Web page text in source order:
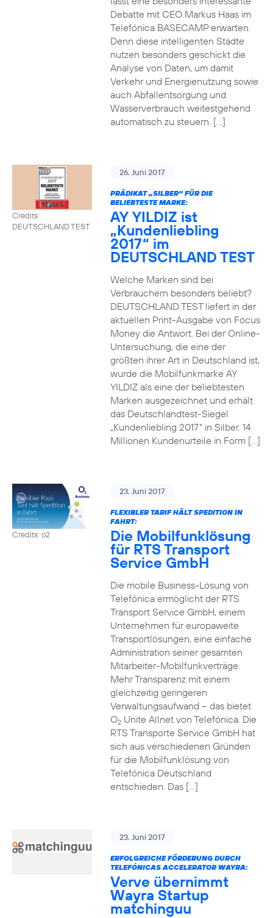
Debatte mit CEO Markus Haas im
Telefónica BASECAMP erwarten.
Denn diese intelligenten Städte
nutzen besonders geschickt die
Analyse von Daten, um damit
Verkehr und Energienutzung sowie
auch Abfallentsorgung und
Wasserverbrauch weitestgehend
automatisch zu steuern. […]
Credits:
DEUTSCHLAND TEST
26. Juni 2017
PRÄDIKAT „SILBER“ FÜR DIE
BELIEBTESTE MARKE:
AY YILDIZ ist
„Kundenliebling
2017“ im
DEUTSCHLAND TEST
Welche Marken sind bei
Verbrauchern besonders beliebt?
DEUTSCHLAND TEST liefert in der
aktuellen Print-Ausgabe von Focus
Money die Antwort. Bei der Online-
Untersuchung, die eine der
größten ihrer Art in Deutschland ist,
wurde die Mobilfunkmarke AY
YILDIZ als eine der beliebtesten
Marken ausgezeichnet und erhält
das Deutschlandtest-Siegel
„Kundenliebling 2017“ in Silber. 14
Millionen Kundenurteile in Form […]
Credits: o2
23. Juni 2017
FLEXIBLER TARIF HÄLT SPEDITION IN
FAHRT:
Die Mobilfunklösung
für RTS Transport
Service GmbH
Die mobile Business-Lösung von
Telefónica ermöglicht der RTS
Transport Service GmbH, einem
Unternehmen für europaweite
Transportlösungen, eine einfache
Administration seiner gesamten
Mitarbeiter-Mobilfunkverträge.
Mehr Transparenz mit einem
gleichzeitig geringeren
Verwaltungsaufwand – das bietet
O2Unite Allnet von Telefónica. Die
RTS Transporte Service GmbH hat
sich aus verschiedenen Gründen
für die Mobilfunklösung von
Telefónica Deutschland
entschieden. Das […]
23. Juni 2017
ERFOLGREICHE FÖRDERUNG DURCH
TELEFÓNICAS ACCELERATOR WAYRA:
Verve übernimmt
Wayra Startup
matchinguu